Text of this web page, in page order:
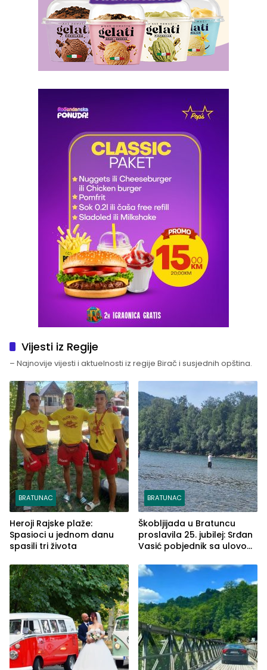
Vijesti iz Regije
– Najnovije vijesti i aktuelnosti iz regije Birač i susjednih opština.
BRATUNAC
Heroji Rajske plaže:
Spasioci u jednom danu
spasili tri života
BRATUNAC
Škobljijada u Bratuncu
proslavila 25. jubilej: Srđan
Vasić pobjednik sa ulovom